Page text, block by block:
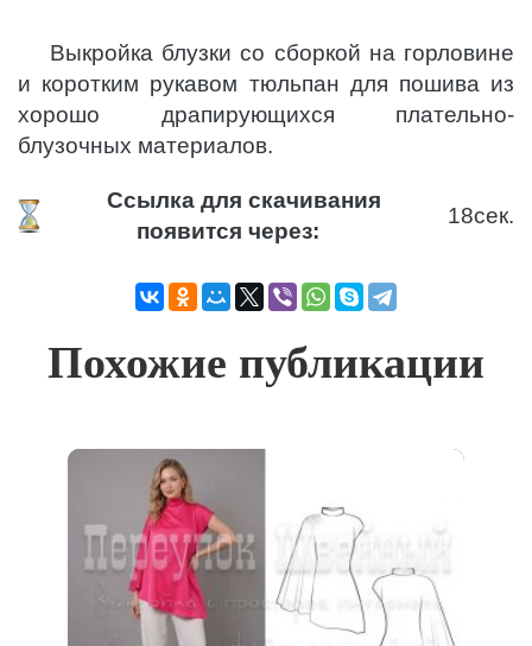
Выкройка блузки со сборкой на горловине
и коротким рукавом тюльпан для пошива из
хорошо драпирующихся плательно-
блузочных материалов.
Ссылка для скачивания
появится через:
17сек.
Похожие публикации